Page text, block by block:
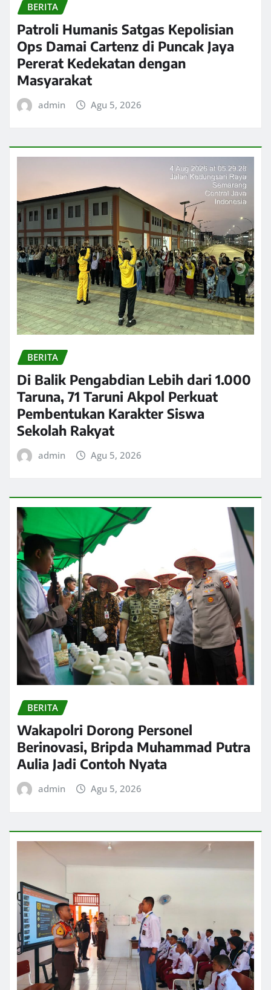
BERITA
Patroli Humanis Satgas Kepolisian
Ops Damai Cartenz di Puncak Jaya
Pererat Kedekatan dengan
Masyarakat
admin Agu 5, 2026
BERITA
Di Balik Pengabdian Lebih dari 1.000
Taruna, 71 Taruni Akpol Perkuat
Pembentukan Karakter Siswa
Sekolah Rakyat
admin Agu 5, 2026
BERITA
Wakapolri Dorong Personel
Berinovasi, Bripda Muhammad Putra
Aulia Jadi Contoh Nyata
admin Agu 5, 2026